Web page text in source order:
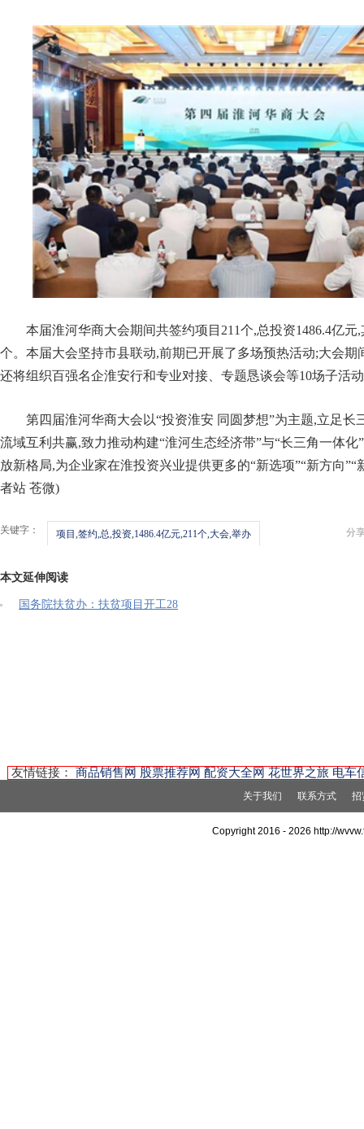
本届淮河华商大会期间共签约项目211个,总投资1486.4亿元
个。本届大会坚持市县联动,前期已开展了多场预热活动;大会期
还将组织百强名企淮安行和专业对接、专题恳谈会等10场子活
第四届淮河华商大会以“投资淮安 同圆梦想”为主题,立足长
流域互利共赢,致力推动构建“淮河生态经济带”与“长三角一体
放新格局,为企业家在淮投资兴业提供更多的“新选项”“新方向”“
者站 苍微)
分
关键字： 项目,签约,总,投资,1486.4亿元,211个,大会,举办
本文延伸阅读
国务院扶贫办：扶贫项目开工28
友情链接： 商品销售网 股票推荐网 配资大全网 花世界之旅 电车
关于我们 联系方式 招
Copyright 2016 -2026 http://